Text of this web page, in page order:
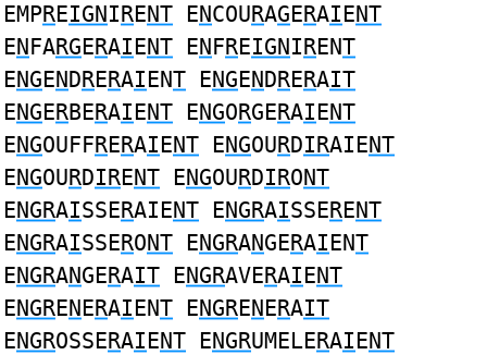
EMPREIGNIRENT ENCOURAGERAIENT
ENFARGERAIENT ENFREIGNIRENT
ENGENDRERAIENT ENGENDRERAIT
ENGERBERAIENT ENGORGERAIENT
ENGOUFFRERAIENT ENGOURDIRAIENT
ENGOURDIRENT ENGOURDIRONT
ENGRAISSERAIENT ENGRAISSERENT
ENGRAISSERONT ENGRANGERAIENT
ENGRANGERAIT ENGRAVERAIENT
ENGRENERAIENT ENGRENERAIT
ENGROSSERAIENT ENGRUMELERAIENT